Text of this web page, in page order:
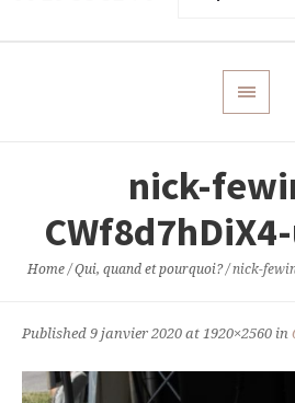
nick-
Home /Qui, quand et pourquoi? /nick-
Published 9 janvier 2020 at 1920×2560 in